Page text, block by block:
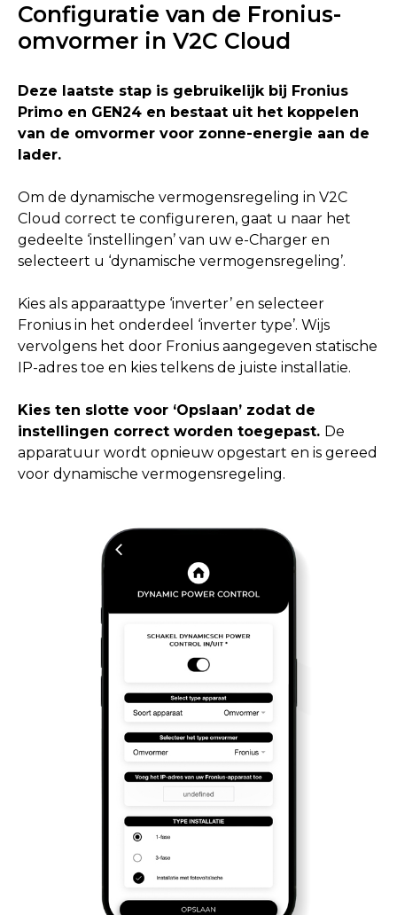
Configuratie van de Fronius-
omvormer in V2C Cloud
Deze laatste stap is gebruikelijk bij Fronius
Primo en GEN24 en bestaat uit het koppelen
van de omvormer voor zonne-energie aan de
lader.
Om de dynamische vermogensregeling in V2C
Cloud correct te configureren, gaat u naar het
gedeelte ‘instellingen’ van uw e-Charger en
selecteert u ‘dynamische vermogensregeling’.
Kies als apparaattype ‘inverter’ en selecteer
Fronius in het onderdeel ‘inverter type’. Wijs
vervolgens het door Fronius aangegeven statische
IP-adres toe en kies telkens de juiste installatie.
Kies ten slotte voor ‘Opslaan’ zodat de
instellingen correct worden toegepast. De
apparatuur wordt opnieuw opgestart en is gereed
voor dynamische vermogensregeling.